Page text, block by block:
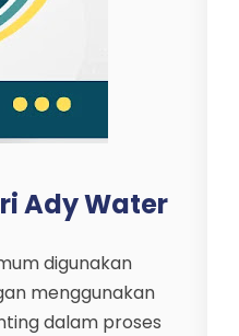
Ady Water
digunakan
menggunakan
dalam proses